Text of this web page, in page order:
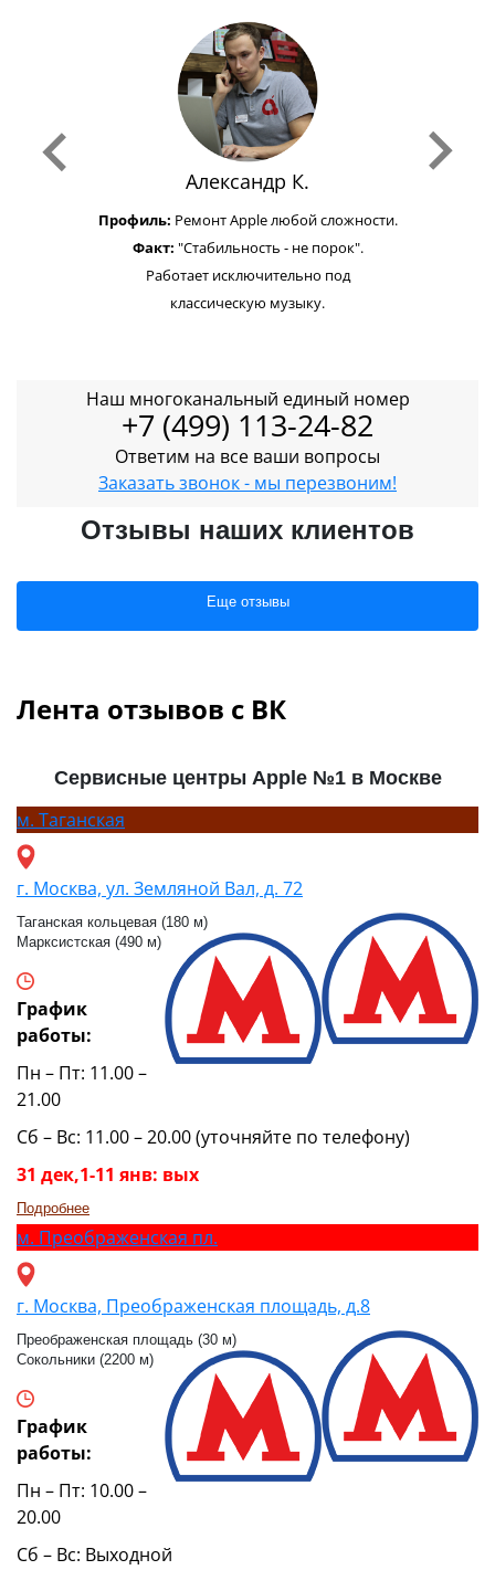
Александр К.
Профиль: Ремонт Apple любой сложности.
Факт: "Стабильность - не порок".
Работает исключительно под
классическую музыку.
Наш многоканальный единый номер
+7 (499) 113-24-82
Ответим на все ваши вопросы
Заказать звонок - мы перезвоним!
Отзывы наших клиентов
Еще отзывы
Лента отзывов с ВК
Сервисные центры Apple №1 в Москве
м. Таганская
г. Москва, ул. Земляной Вал, д. 72
Таганская кольцевая (180 м)
Марксистская (490 м)
График
работы:
Пн – Пт: 11.00 –
21.00
Сб – Вс: 11.00 – 20.00 (уточняйте по телефону)
31 дек,1-11 янв: вых
Подробнее
м. Преображенская пл.
г. Москва, Преображенская площадь, д.8
Преображенская площадь (30 м)
Сокольники (2200 м)
График
работы:
Пн – Пт: 10.00 –
20.00
Сб – Вс: Выходной